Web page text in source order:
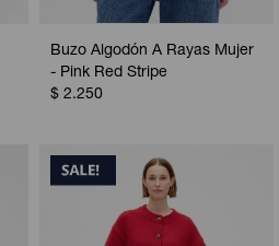
Buzo Algodón A Rayas Mujer
- Pink Red Stripe
$ 2.250